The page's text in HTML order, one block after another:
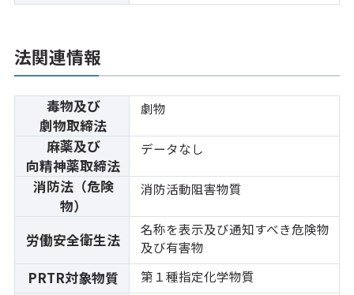
法関連情報
毒物及び
劇物取締法
劇物
麻薬及び
向精神薬取締法
データなし
消防法（危険
物）
消防活動阻害物質
労働安全衛生法
名称を表示及び通知すべき危険物
及び有害物
PRTR対象物質 第１種指定化学物質